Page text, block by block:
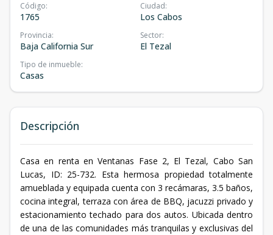
Código:
1765
Ciudad:
Los Cabos
Provincia:
Baja California Sur
Sector:
El Tezal
Tipo de inmueble:
Casas
Descripción
Casa en renta en Ventanas Fase 2, El Tezal, Cabo San
Lucas, ID: 25-732. Esta hermosa propiedad totalmente
amueblada y equipada cuenta con 3 recámaras, 3.5 baños,
cocina integral, terraza con área de BBQ, jacuzzi privado y
estacionamiento techado para dos autos. Ubicada dentro
de una de las comunidades más tranquilas y exclusivas del